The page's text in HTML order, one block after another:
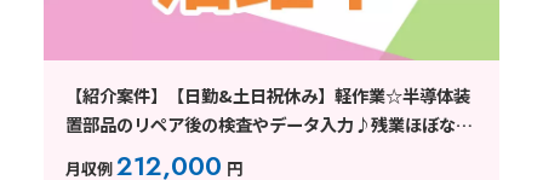
【紹介案件】【日勤&土日祝休み】軽作業☆半導体装
置部品のリペア後の検査やデータ入力♪残業ほぼなし
月収例212,000 円